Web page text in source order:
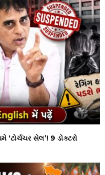
‘ટોર્ચચર સેલ’! 9 ડોક્ટરો